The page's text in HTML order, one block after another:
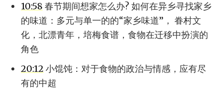
10:58 春节期间想家怎么办? 如何在异乡寻找家乡
的味道：多元与单一的的“家乡味道”， 眷村文
化，北漂青年，培梅食谱，食物在迁移中扮演的
角色
20:12 小馄饨：对于食物的政治与情感，应有尽
有的中超